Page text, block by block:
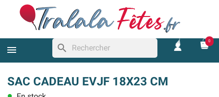
search
0
SAC CADEAU EVJF 18X23 CM